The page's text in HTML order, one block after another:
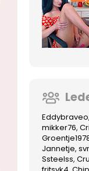
Eddybraveo
mikker76
Jannetje
Ssteelss